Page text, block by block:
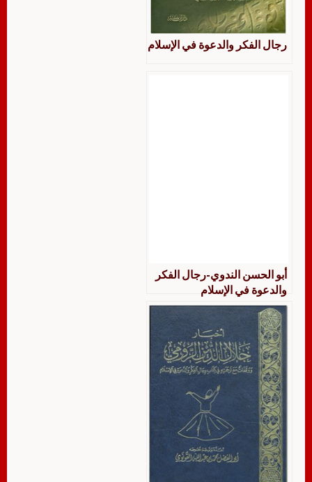
رجال الفكر والدعوة في الإسلام
أبو الحسن الندوي-رجال الفكر
والدعوة في الإسلام